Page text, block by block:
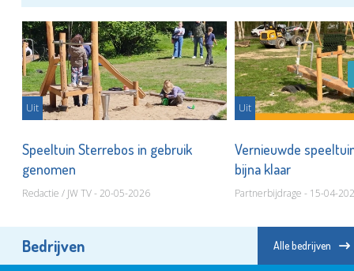
Uit
Speeltuin Sterrebos in gebruik
genomen
Redactie / JW TV - 20-05-2026
Uit
Vernieuwde
bijna klaar
Partnerbijdrage - 15-04-
Bedrijven Alle bedrijven